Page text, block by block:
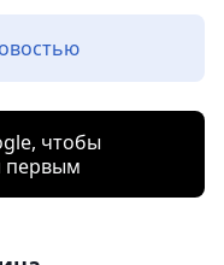
чтобы
первым